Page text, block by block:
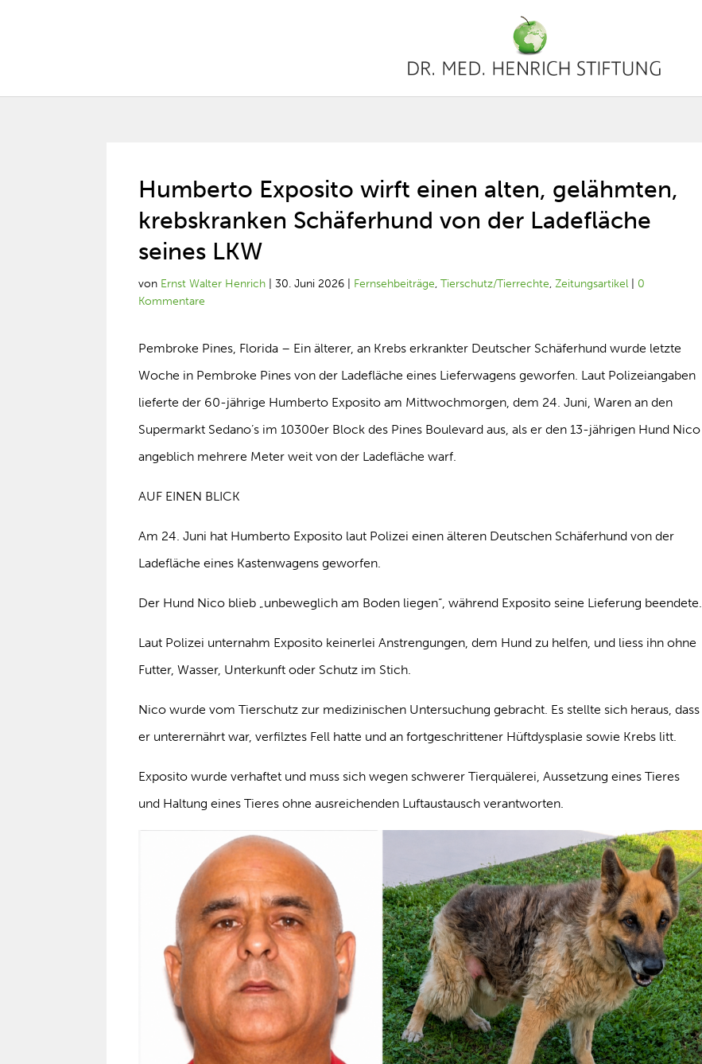
Humberto Exposito wirft einen alten, gelähmten,
krebskranken Schäferhund von der Ladefläche
seines LKW
von Ernst Walter Henrich |30. Juni 2026 Fernsehbeiträge,Tierschutz/Tierrechte,Zeitungsartikel
0
Kommentare
Pembroke Pines, Florida – Ein älterer, an Krebs erkrankter Deutscher Schäferhund wurde letzte
Woche in Pembroke Pines von der Ladefläche eines Lieferwagens geworfen. Laut Polizeiangaben
lieferte der 60-jährige Humberto Exposito am Mittwochmorgen, dem 24. Juni, Waren an den
Supermarkt Sedano’s im 10300er Block des Pines Boulevard aus, als er den 13-jährigen Hund Nico
angeblich mehrere Meter weit von der Ladefläche warf.
AUF EINEN BLICK
Am 24. Juni hat Humberto Exposito laut Polizei einen älteren Deutschen Schäferhund von der
Ladefläche eines Kastenwagens geworfen.
Der Hund Nico blieb „unbeweglich am Boden liegen“, während Exposito seine Lieferung beendete.
Laut Polizei unternahm Exposito keinerlei Anstrengungen, dem Hund zu helfen, und liess ihn ohne
Futter, Wasser, Unterkunft oder Schutz im Stich.
Nico wurde vom Tierschutz zur medizinischen Untersuchung gebracht. Es stellte sich heraus, dass
er unterernährt war, verfilztes Fell hatte und an fortgeschrittener Hüftdysplasie sowie Krebs litt.
Exposito wurde verhaftet und muss sich wegen schwerer Tierquälerei, Aussetzung eines Tieres
und Haltung eines Tieres ohne ausreichenden Luftaustausch verantworten.